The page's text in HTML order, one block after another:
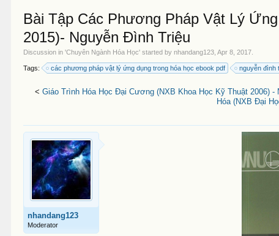
Bài Tập Các Phương Pháp Vật Lý
2015)- Nguyễn Đình Triệu
Discussion in 'Chuyên Ngành Hóa Học' started bynhandang123 ,Apr 8, 2017
Tags: các phương pháp vật lý ứng dụng trong hóa học ebook pdf nguyễn đình
< Giáo Trình Hóa Học Đại Cương (NXB Khoa Học Kỹ Thuật 2006) -
Hóa (NXB Đại
nhandang123
Moderator